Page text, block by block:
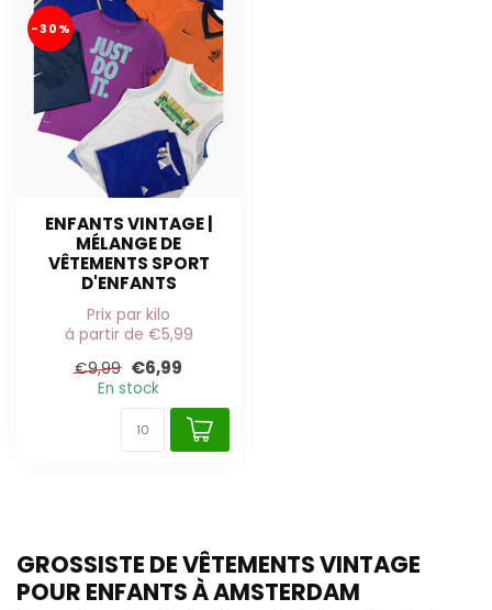
-30%
ENFANTS VINTAGE |
MÉLANGE DE
VÊTEMENTS SPORT
D'ENFANTS
Prix par kilo
à partir de €5,99
€9,99 €6,99
En stock
GROSSISTE DE VÊTEMENTS VINTAGE
POUR ENFANTS À AMSTERDAM